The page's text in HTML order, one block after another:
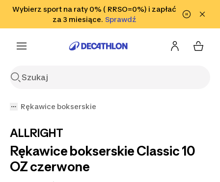
Przejdź do wyszukiwania Przejdź do treści
Przejdź
Wybierz sport na raty 0% ( RRSO=0%) i zapłać
za 3 miesiące. SprawdźSprawdź
Sprawdź
Rękawice bokserskie
ALLRIGHT
Rękawice bokserskie Classic 10
OZ czerwone